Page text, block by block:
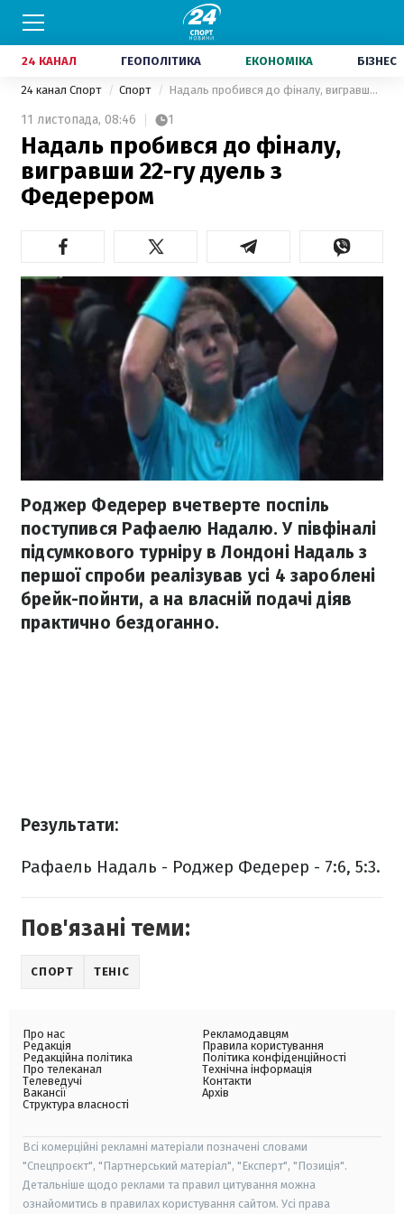
24 КАНАЛ ГЕОПОЛІТИКА ЕКОНОМІКА БІЗНЕС
24 канал Спорт Спорт Надаль пробився до фіналу, вигравши 22-гу дуель з Федерером
11 листопада, 08:46 1
Надаль пробився до фіналу,
вигравши 22-гу дуель з
Федерером
Роджер Федерер вчетверте поспіль
поступився Рафаелю Надалю. У півфіналі
підсумкового турніру в Лондоні Надаль з
першої спроби реалізував усі 4 зароблені
брейк-пойнти, а на власній подачі діяв
практично бездоганно.
Результати:
Рафаель Надаль - Роджер Федерер - 7:6, 5:3.
Пов'язані теми:
СПОРТ ТЕНІС
Про нас
Редакція
Редакційна політика
Про телеканал
Телеведучі
Вакансії
Структура власності
Рекламодавцям
Правила користування
Політика конфіденційності
Технічна інформація
Контакти
Архів
Всі комерційні рекламні матеріали позначені словами
"Спецпроєкт", "Партнерський матеріал", "Експерт", "Позиція".
Детальніше щодо реклами та правил цитування можна
ознайомитись в правилах користування сайтом. Усі права